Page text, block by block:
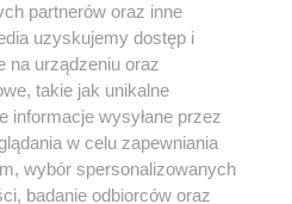
w jakikolwiek sposób
na jakimkolwiek polu
włącznie z umieszczaniem w
praw. Jakiekolwiek użycie
lub w części z naruszeniem
jest zabronione pod groźbą kary i
partnerów oraz inne
uzyskujemy dostęp i
na urządzeniu oraz
takie jak unikalne
informacje wysyłane przez
w celu zapewniania
wybór spersonalizowanych
badanie odbiorców oraz